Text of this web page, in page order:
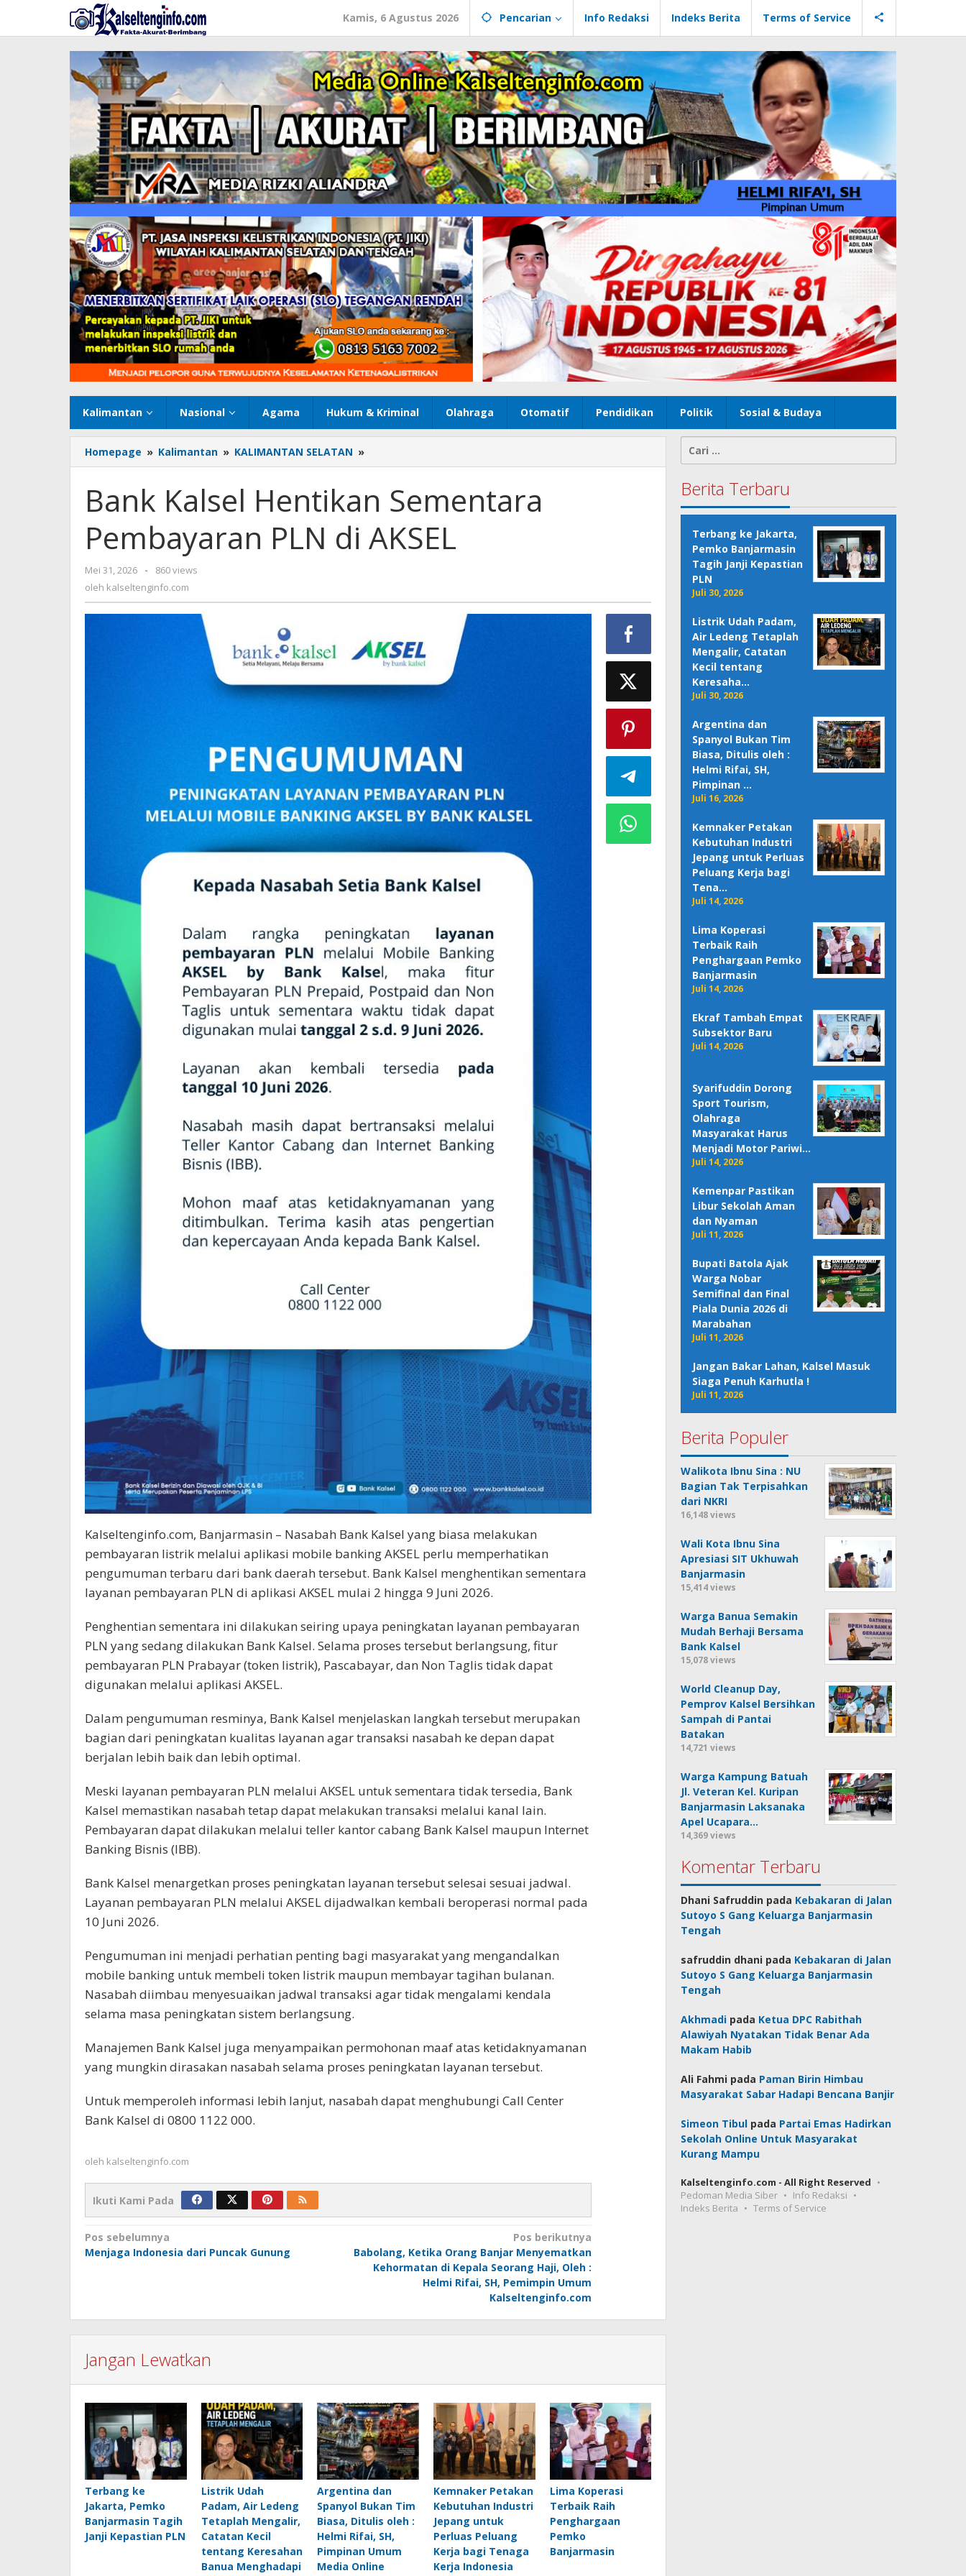
konten
Kamis, 6 Agustus 2026 Pencarian Info Redaksi Indeks Berita Terms of Service
Kalimantan Nasional Agama Hukum & Kriminal Olahraga Otomatif Pendidikan Politik Sosial & Budaya
Homepage » Kalimantan » KALIMANTAN SELATAN »
Kalsel
Sementara
Pembayaran
PLN
di
Bank Kalsel Hentikan Sementara
Pembayaran PLN di AKSEL
Mei 31, 2026
oleh
kalseltenginfo.com
-
860 views
oleh kalseltenginfo.com
Kalseltenginfo.com, Banjarmasin – Nasabah Bank Kalsel yang biasa melakukan
pembayaran listrik melalui aplikasi mobile banking AKSEL perlu memperhatikan
pengumuman terbaru dari bank daerah tersebut. Bank Kalsel menghentikan sementara
layanan pembayaran PLN di aplikasi AKSEL mulai 2 hingga 9 Juni 2026.
Penghentian sementara ini dilakukan seiring upaya peningkatan layanan pembayaran
PLN yang sedang dilakukan Bank Kalsel. Selama proses tersebut berlangsung, fitur
pembayaran PLN Prabayar (token listrik), Pascabayar, dan Non Taglis tidak dapat
digunakan melalui aplikasi AKSEL.
Dalam pengumuman resminya, Bank Kalsel menjelaskan langkah tersebut merupakan
bagian dari peningkatan kualitas layanan agar transaksi nasabah ke depan dapat
berjalan lebih baik dan lebih optimal.
Meski layanan pembayaran PLN melalui AKSEL untuk sementara tidak tersedia, Bank
Kalsel memastikan nasabah tetap dapat melakukan transaksi melalui kanal lain.
Pembayaran dapat dilakukan melalui teller kantor cabang Bank Kalsel maupun Internet
Banking Bisnis (IBB).
Bank Kalsel menargetkan proses peningkatan layanan tersebut selesai sesuai jadwal.
Layanan pembayaran PLN melalui AKSEL dijadwalkan kembali beroperasi normal pada
10 Juni 2026.
Pengumuman ini menjadi perhatian penting bagi masyarakat yang mengandalkan
mobile banking untuk membeli token listrik maupun membayar tagihan bulanan.
Nasabah diimbau menyesuaikan jadwal transaksi agar tidak mengalami kendala
selama masa peningkatan sistem berlangsung.
Manajemen Bank Kalsel juga menyampaikan permohonan maaf atas ketidaknyamanan
yang mungkin dirasakan nasabah selama proses peningkatan layanan tersebut.
Untuk memperoleh informasi lebih lanjut, nasabah dapat menghubungi Call Center
Bank Kalsel di 0800 1122 000.
oleh kalseltenginfo.com
Ikuti Kami Pada
Navigasi
pos
Pos sebelumnya
Menjaga Indonesia dari Puncak Gunung
Pos berikutnya
Babolang, Ketika Orang Banjar Menyematkan
Kehormatan di Kepala Seorang Haji, Oleh :
Helmi Rifai, SH, Pemimpin Umum
Kalseltenginfo.com
Jangan Lewatkan
Terbang ke
Jakarta, Pemko
Banjarmasin Tagih
Janji Kepastian PLN
Listrik Udah
Padam, Air Ledeng
Tetaplah Mengalir,
Catatan Kecil
tentang Keresahan
Banua Menghadapi
Argentina dan
Spanyol Bukan Tim
Biasa, Ditulis oleh :
Helmi Rifai, SH,
Pimpinan Umum
Media Online
Kemnaker Petakan
Kebutuhan Industri
Jepang untuk
Perluas Peluang
Kerja bagi Tenaga
Kerja Indonesia
Lima Koperasi
Terbaik Raih
Penghargaan
Pemko
Banjarmasin
untuk:
Berita Terbaru
Terbang ke Jakarta,
Pemko Banjarmasin
Tagih Janji Kepastian
PLN
Juli 30, 2026
Listrik Udah Padam,
Air Ledeng Tetaplah
Mengalir, Catatan
Kecil tentang
Keresaha…
Juli 30, 2026
Argentina dan
Spanyol Bukan Tim
Biasa, Ditulis oleh :
Helmi Rifai, SH,
Pimpinan …
Juli 16, 2026
Kemnaker Petakan
Kebutuhan Industri
Jepang untuk Perluas
Peluang Kerja bagi
Tena…
Juli 14, 2026
Lima Koperasi
Terbaik Raih
Penghargaan Pemko
Banjarmasin
Juli 14, 2026
Ekraf Tambah Empat
Subsektor Baru
Juli 14, 2026
Syarifuddin Dorong
Sport Tourism,
Olahraga
Masyarakat Harus
Menjadi Motor Pariwi…
Juli 14, 2026
Kemenpar Pastikan
Libur Sekolah Aman
dan Nyaman
Juli 11, 2026
Bupati Batola Ajak
Warga Nobar
Semifinal dan Final
Piala Dunia 2026 di
Marabahan
Juli 11, 2026
Jangan Bakar Lahan, Kalsel Masuk
Siaga Penuh Karhutla !
Juli 11, 2026
Berita Populer
Walikota Ibnu Sina : NU
Bagian Tak Terpisahkan
dari NKRI
16,148 views
Wali Kota Ibnu Sina
Apresiasi SIT Ukhuwah
Banjarmasin
15,414 views
Warga Banua Semakin
Mudah Berhaji Bersama
Bank Kalsel
15,078 views
World Cleanup Day,
Pemprov Kalsel Bersihkan
Sampah di Pantai
Batakan
14,721 views
Warga Kampung Batuah
Jl. Veteran Kel. Kuripan
Banjarmasin Laksanaka
Apel Ucapara…
14,369 views
Komentar Terbaru
Dhani Safruddin pada Kebakaran di Jalan
Sutoyo S Gang Keluarga Banjarmasin
Tengah
safruddin dhani pada Kebakaran di Jalan
Sutoyo S Gang Keluarga Banjarmasin
Tengah
Akhmadi pada Ketua DPC Rabithah
Alawiyah Nyatakan Tidak Benar Ada
Makam Habib
Ali Fahmi pada Paman Birin Himbau
Masyarakat Sabar Hadapi Bencana Banjir
Simeon Tibul pada Partai Emas Hadirkan
Sekolah Online Untuk Masyarakat
Kurang Mampu
Kalseltenginfo.com - All Right Reserved
Pedoman Media Siber
Info Redaksi
Indeks Berita
Terms of Service